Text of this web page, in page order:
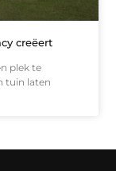
creëert
plek te
tuin laten